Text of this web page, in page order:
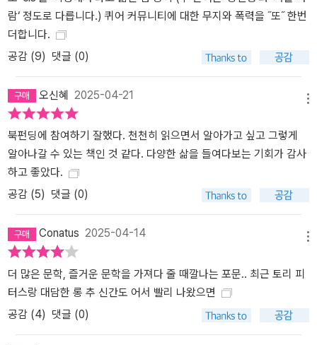
람‘ 정도로 다릅니다.) 퀴어 커뮤니티에 대한 무지와 폭력을 ˝또˝ 한번
더합니다.
공감 (9) 댓글 (0)
오신혜 2025-04-21
북펀딩에 참여하기 잘했다. 천천히 읽으면서 알아가고 싶고 그렇게
알아나갈 수 있는 책인 것 같다. 다양한 삶을 들여다보는 기회가 감사
하고 좋았다.
공감 (5) 댓글 (0)
Conatus 2025-04-14
더 많은 문학, 즐거운 문학을 가져다 줄 때깔나는 포문.. 최근 토리 피
터스랑 대담한 롱 추 신간도 어서 빨리 나왔으면
공감 (4) 댓글 (0)